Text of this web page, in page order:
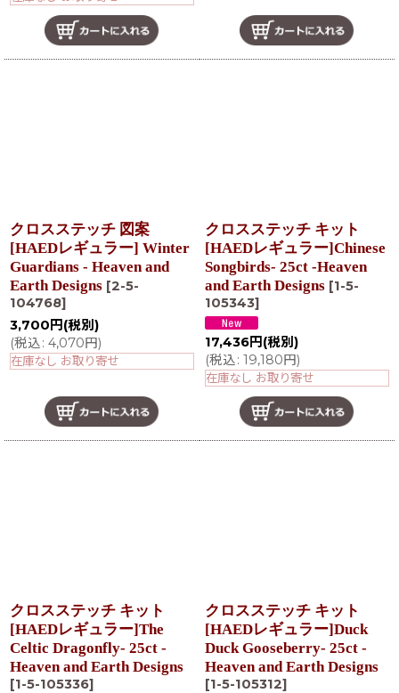
クロスステッチ 図案
[HAEDレギュラー] Winter
Guardians - Heaven and
Earth Designs [2-5-
104768]
3,700 円 (税別)
(税込: 4,070円)
在庫なし お取り寄せ
クロスステッチ キット
[HAEDレギュラー]Chinese
Songbirds- 25ct -Heaven
and Earth Designs [1-5-
105343]
17,436円 (税別)
(税込: 19,180円)
在庫なし お取り寄せ
クロスステッチ キット
[HAEDレギュラー]The
Celtic Dragonfly- 25ct -
Heaven and Earth Designs
[1-5-105336]
クロスステッチ キット
[HAEDレギュラー]Duck
Duck Gooseberry- 25ct -
Heaven and Earth Designs
[1-5-105312]